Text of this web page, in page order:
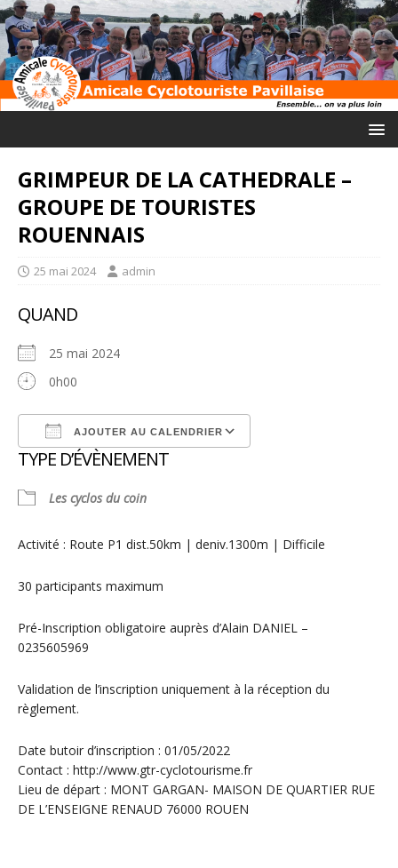
GRIMPEUR DE LA CATHEDRALE –
GROUPE DE TOURISTES
ROUENNAIS
25 mai 2024 admin
QUAND
25 mai 2024
0h00
AJOUTER AU CALENDRIER
Télécharger ICS
TYPE D’ÉVÈNEMENT
Les cyclos du coin
Activité : Route P1 dist.50km | deniv.1300m | Difficile
30 participants maximum
Pré-Inscription obligatoire auprès d’Alain DANIEL –
0235605969
Validation de l’inscription uniquement à la réception du
règlement.
Date butoir d’inscription : 01/05/2022
Contact : http://www.gtr-cyclotourisme.fr
Lieu de départ : MONT GARGAN- MAISON DE QUARTIER RUE
DE L’ENSEIGNE RENAUD 76000 ROUEN